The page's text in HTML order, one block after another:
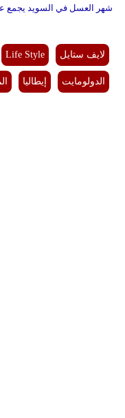
شهر العسل في السويد يجمع
لايف ستايل Life Style
الدولومايت إيطاليا